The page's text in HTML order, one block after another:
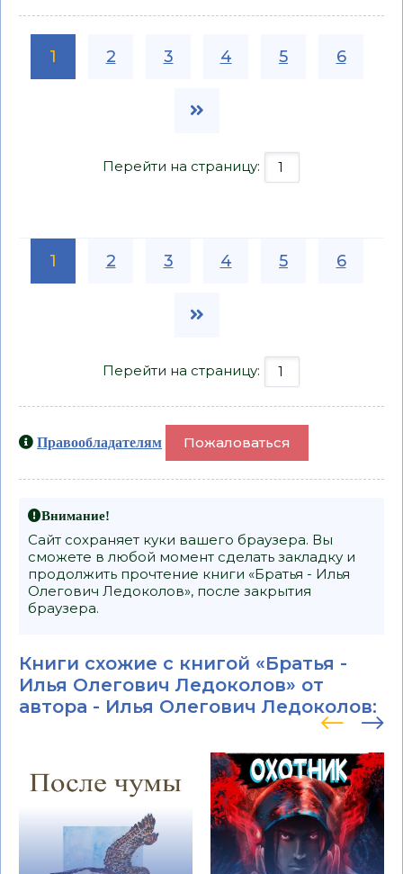
1 2 3 4 5 6
Перейти на страницу:
1 2 3 4 5 6
Перейти на страницу:
Правообладателям Пожаловаться
Внимание!
Сайт сохраняет куки вашего браузера. Вы
сможете в любой момент сделать закладку и
продолжить прочтение книги «Братья - Илья
Олегович Ледоколов», после закрытия
браузера.
Книги схожие с книгой «Братья -
Илья Олегович Ледоколов» от
автора - Илья Олегович Ледоколов: